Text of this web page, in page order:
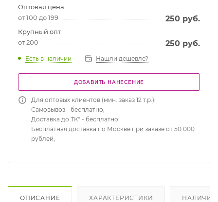
Оптовая цена
от 100 до 199
250 руб.
Крупный опт
от 200
250 руб.
Есть в наличии Нашли дешевле?
ДОБАВИТЬ НАНЕСЕНИЕ
Для оптовых клиентов (мин. заказ 12 т.р.):
Самовывоз - бесплатно;
Доставка до ТК* - бесплатно.
Бесплатная доставка по Москве при заказе от 50 000
рублей;
ОПИСАНИЕ ХАРАКТЕРИСТИКИ НАЛИЧИЕ